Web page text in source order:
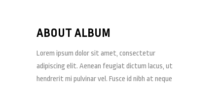
ABOUT ALBUM
Lorem ipsum dolor sit amet, consectetur
adipiscing elit. Aenean feugiat dictum lacus, ut
hendrerit mi pulvinar vel. Fusce id nibh at neque